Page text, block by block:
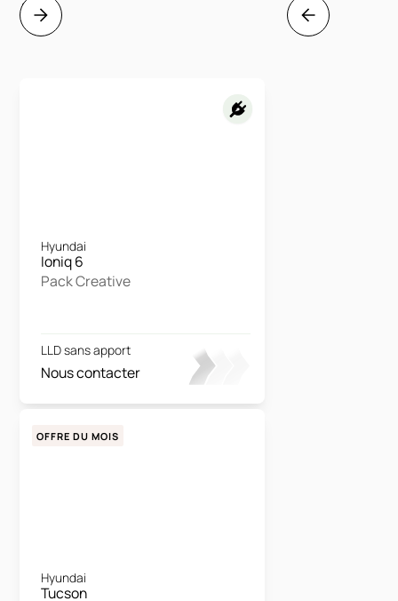
Hyundai
Ioniq 6
Pack Creative
LLD sans apport
Nous contacter
Hyundai
Tucson
OFFRE DU MOIS